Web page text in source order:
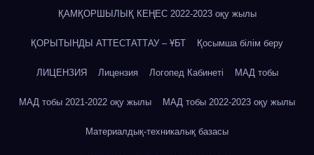
ҚАМҚОРШЫЛЫҚ КЕҢЕС 2022-2023 оқу жылы
ҚОРЫТЫНДЫ АТТЕСТАТТАУ – ҰБТ Қосымша білім беру
ЛИЦЕНЗИЯ Лицензия Логопед Кабинеті МАД тобы
МАД тобы 2021-2022 оқу жылы МАД тобы 2022-2023 оқу жылы
Материалдық-техникалық базасы